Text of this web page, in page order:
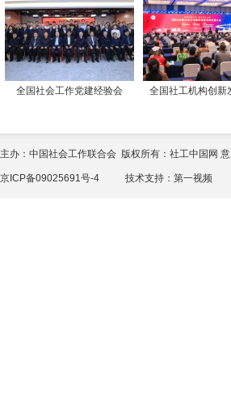
全国社会工作党建经验会 全国社工机构创新
主办：中国社会工作联合会 版权所有：社工中国网
京ICP备09025691号-4 技术支持： 第一视频